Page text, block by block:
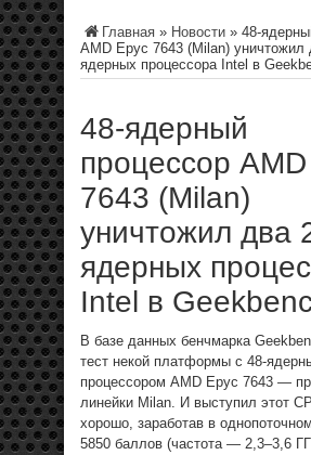
Главная » Новости » 48-
AMD Epyc 7643 (Milan) уничтожил
ядерных процессора Intel в
48-ядерный
процессор
7643 (Milan)
уничтожил два
ядерных
Intel в
В базе данных бенчмарка
тест некой платформы с 48-
процессором AMD Epyc 7643 —
линейки Milan. И выступил этот
хорошо, заработав в
5850 баллов (частота — 2,3–3,6